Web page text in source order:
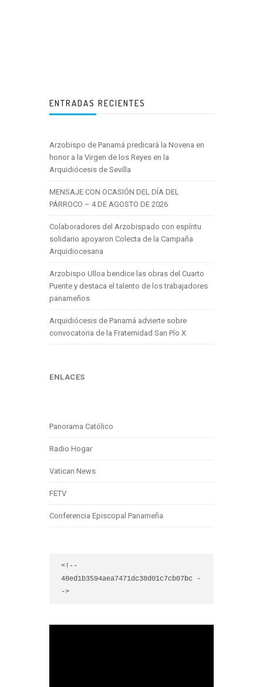
ENTRADAS RECIENTES
Arzobispo de Panamá predicará la Novena en
honor a la Virgen de los Reyes en la
Arquidiócesis de Sevilla
MENSAJE CON OCASIÓN DEL DÍA DEL
PÁRROCO – 4 DE AGOSTO DE 2026
Colaboradores del Arzobispado con espíritu
solidario apoyaron Colecta de la Campaña
Arquidiocesana
Arzobispo Ulloa bendice las obras del Cuarto
Puente y destaca el talento de los trabajadores
panameños
Arquidiócesis de Panamá advierte sobre
convocatoria de la Fraternidad San Pío X
ENLACES
Panorama Católico
Radio Hogar
Vatican News
FETV
Conferencia Episcopal Panameña
<!--
48ed1b3594aea7471dc38d01c7cb07bc -
->